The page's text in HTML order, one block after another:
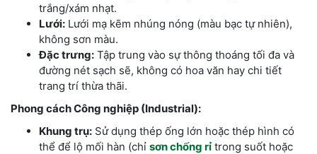
trắng/xám nhạt.
Lưới: Lưới mạ kẽm nhúng nóng (màu bạc tự nhiên),
không sơn màu.
Đặc trưng: Tập trung vào sự thông thoáng tối đa và
đường nét sạch sẽ, không có hoa văn hay chi tiết
trang trí thừa thãi.
Phong cách Công nghiệp (Industrial):
Khung trụ: Sử dụng thép ống lớn hoặc thép hình có
thể để lộ mối hàn (chỉ sơn chống rỉ trong suốt hoặc